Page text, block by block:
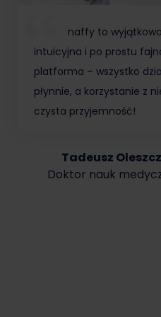
naffy to wyjątkowo
intuicyjna i po prostu
platforma – wszystko
płynnie, a korzystanie z
czysta przyjemność!
Tadeusz
Doktor nauk